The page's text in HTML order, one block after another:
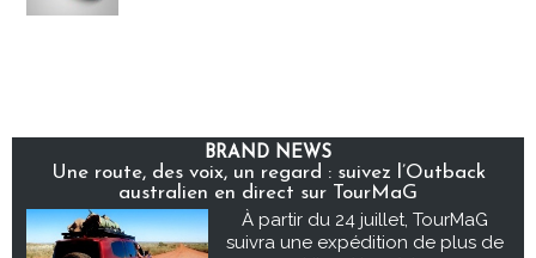
BRAND NEWS
Une route, des voix, un regard : suivez l’Outback
australien en direct sur TourMaG
À partir du 24 juillet, TourMaG
suivra une expédition de plus de